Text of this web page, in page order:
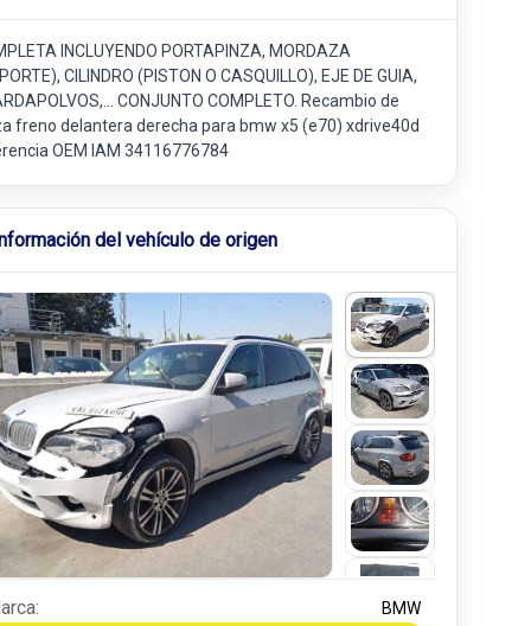
INCLUYENDO PORTAPINZA, MORDAZA
CILINDRO (PISTON O CASQUILLO), EJE DE GUIA,
CONJUNTO COMPLETO. Recambio de
freno delantera derecha para bmw x5 (e70) xdrive40d
OEM IAM 34116776784
del vehículo de origen
BMW